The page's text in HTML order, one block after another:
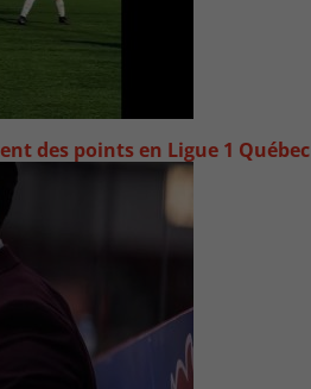
des points en Ligue 1 Québec